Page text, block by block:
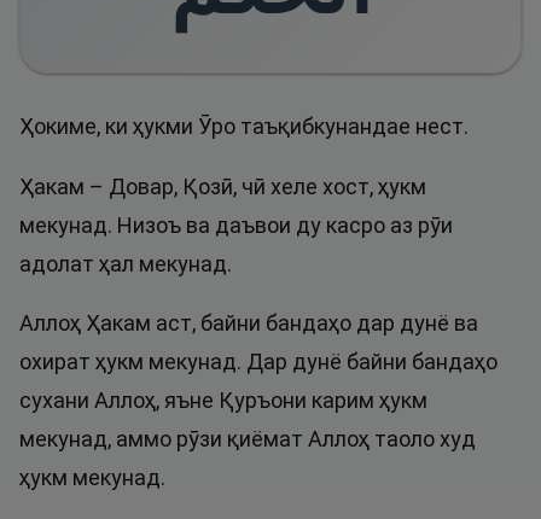
Ҳокиме, ки ҳукми Ӯро таъқибкунандае нест.
Ҳакам – Довар, Қозӣ, чӣ хеле хост, ҳукм
мекунад. Низоъ ва даъвои ду касро аз рӯи
адолат ҳал мекунад.
Аллоҳ Ҳакам аст, байни бандаҳо дар дунё ва
охират ҳукм мекунад. Дар дунё байни бандаҳо
сухани Аллоҳ, яъне Қуръони карим ҳукм
мекунад, аммо рӯзи қиёмат Аллоҳ таоло худ
ҳукм мекунад.